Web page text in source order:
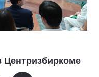
Центризбиркоме